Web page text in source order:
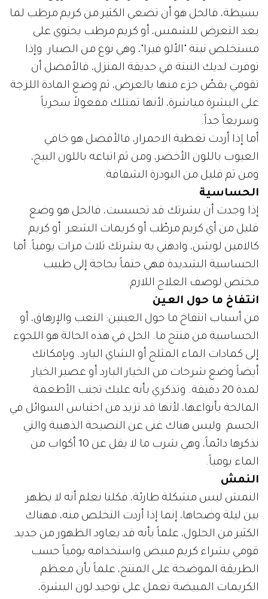
بسيطة، فالحل هو أن تضعي الكثير من كريم مرطب لما
بعد التعرض للشمس، أو كريم مرطب يحتوي على
مستخلص نبتة "الألو فيرا"، وهي نوع من الصبار. وإذا
توفرت لديك النبتة في حديقة المنزل، فالأفضل أن
تقومي بقصّ جزء منها بالعرض، ثم وضع المادة اللزجة
على البشرة مباشرة، لأنها تمتلك مفعولاً سحرياً
وسريعاً جداً.
أما إذا أردت تغطية الاحمرار، فالأفضل هو خافي
العيوب باللون الأخضر، ومن ثم اتباعه باللون البيج،
ومن ثم قليل من البودرة الشفافة.
الحساسية
إذا وجدت أن بشرتك قد تحسست، فالحل هو وضع
قليل من أي كريم مرطّب أو كريمات الشعر. أو كريم
كالامين لوشن، وادهني به بشرتك ثلاث مرات يومياً. أما
الحساسية الشديدة فهي حتماً بحاجة إلى طبيب
مختص لوصف العلاج اللازم.
انتفاخ ما حول العين
من أسباب انتفاخ ما حول العينين: التعب والإرهاق، أو
الحساسية من منتج ما. الحل في هذه الحالة هو اللجوء
إلى كمادات الماء المثلج أو الشاي البارد. وبإمكانك
أيضاً وضع شرحات من الخيار البارد أو عصير الخيار
لمدة 20 دقيقة. وتذكري بأنه عليك تجنب الأطعمة
المالحة بأنواعها، لأنها قد تزيد من احتباس السوائل في
الجسم. وليس هناك غنى عن النصيحة الذهبية والتي
نذكرها دائماً، وهي شرب ما لا يقل عن 10 أكواب من
الماء يومياً.
النمش
النمش ليس مشكلة طارئة، فكلنا نعلم أنه لا يظهر
بين ليلة وضحاها، إنما إذا أردت التخلص منه، فهناك
الكثير من الحلول، علماً بأنه قد يعاود الظهور من جديد.
قومي بشراء كريم مبيض واستخدامه يومياً حسب
الطريقة الموضحة على المنتج، علماً بأن معظم
الكريمات المبيضة تعمل على توحيد لون البشرة،